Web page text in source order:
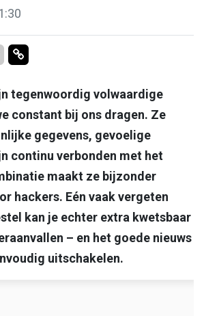
op Whatsapp
Delen via Mail
Delen via link
tegenwoordig volwaardige
constant bij ons dragen. Ze
gegevens, gevoelige
continu verbonden met het
maakt ze bijzonder
hackers. Eén vaak vergeten
kan je echter extra kwetsbaar
– en het goede nieuws
uitschakelen.